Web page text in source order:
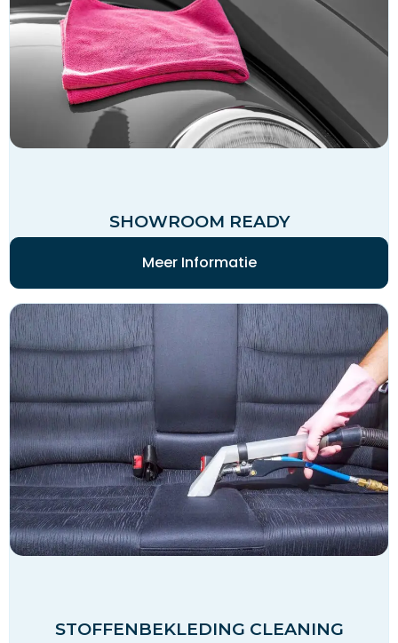
SHOWROOM READY
Meer Informatie
STOFFENBEKLEDING CLEANING